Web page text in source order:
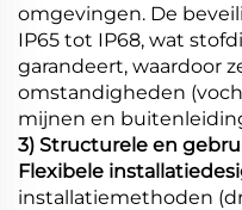
omgevingen. De
IP65 tot IP68, wat
garandeert, waardoor
omstandigheden
mijnen en
3) Structurele en
Flexibele
installatiemethoden